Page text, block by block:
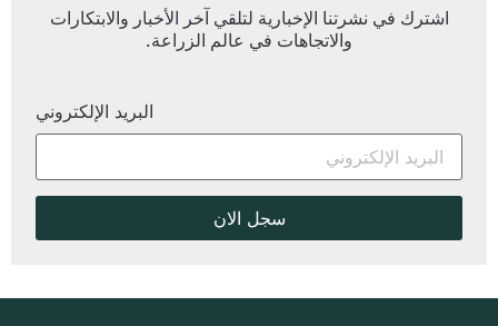
اشترك في نشرتنا الإخبارية لتلقي آخر الأخبار والابتكارات
والاتجاهات في عالم الزراعة.
البريد الإلكتروني